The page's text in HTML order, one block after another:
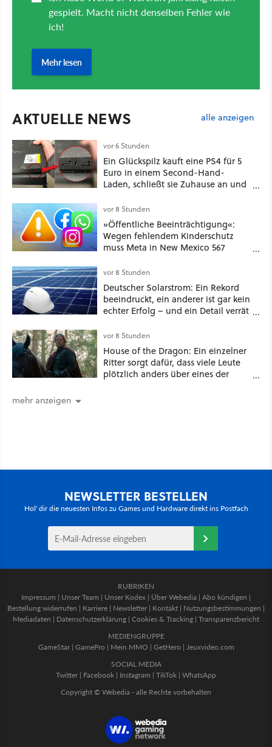
AKTUELLE NEWS alle anzeigen
vor 6 Stunden
Ein Glückspilz kauft eine PS4 für 5
Euro in einem Second-Hand-
Laden, schließt sie Zuhause an und
funktionierende PlayStation [Best of
GameStar]
vor 8 Stunden
»Öffentliche Beeinträchtigung«:
Wegen fehlendem Kinderschutz
muss Meta in New Mexico 567
vor 8 Stunden
Deutscher Solarstrom: Ein Rekord
beeindruckt, ein anderer ist gar kein
echter Erfolg – und ein Detail verrät
jede Zahl
vor 8 Stunden
House of the Dragon: Ein einzelner
Ritter sorgt dafür, dass viele Leute
plötzlich anders über eines der
mehr anzeigen
NEWSLETTER BESTELLEN
Hol' dir die neuesten Infos zu Games und Hardware direkt ins Postfach
RUBRIKEN
Impressum | Unser Team | Unser Kodex | Über Webedia | Abo kündigen |
Bestellung widerrufen | Karriere | Newsletter | Kontakt | Nutzungsbestimmungen |
Mediadaten | Datenschutzerklärung | Cookies & Tracking | Transparenzbericht
MEDIENGRUPPE
GameStar| GamePro | Mein MMO | GetHero | Jeuxvideo.com
SOCIAL MEDIA
Twitter | Facebook | Instagram | TikTok | WhatsApp
Copyright © Webedia - alle Rechte vorbehalten